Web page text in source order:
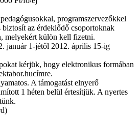
programszervezőkkel
biztosít az érdeklődő csoportoknak
melyekért külön kell fizetni.
január 1-jétől 2012. április 15-ig
kérjük, hogy elektronikus formában
A támogatást elnyerő
1 héten belül értesítjük. A nyertes